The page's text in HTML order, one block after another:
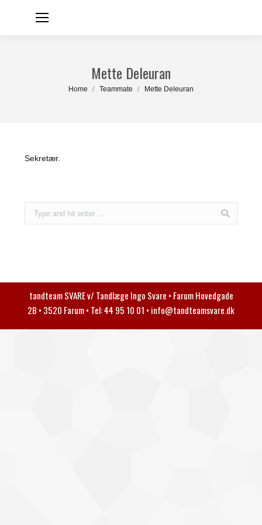
Mette Deleuran
You are here:
Home Teammate Mette Deleuran
Sekretær.
tandteam SVARE v/ Tandlæge Ingo Svare • Farum Hovedgade
2B • 3520 Farum • Tel: 44 95 10 01 • info@tandteamsvare.dk